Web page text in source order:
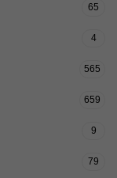
65
4
565
659
9
79